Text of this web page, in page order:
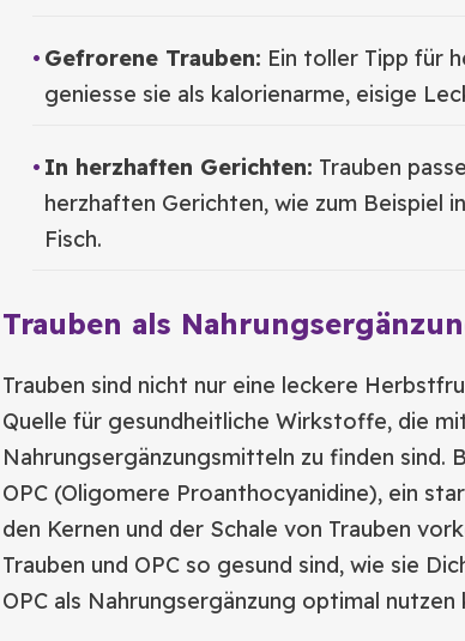
Gefrorene Trauben: Ein toller Tipp für
geniesse sie als kalorienarme, eisige
In herzhaften Gerichten: Trauben
herzhaften Gerichten, wie zum Beispiel
Fisch.
Trauben als
Trauben sind nicht nur eine leckere
Quelle für gesundheitliche Wirkstoffe, die
Nahrungsergänzungsmitteln zu finden sind.
OPC (Oligomere Proanthocyanidine), ein
den Kernen und der Schale von Trauben
Trauben und OPC so gesund sind, wie sie
OPC als Nahrungsergänzung optimal nutzen